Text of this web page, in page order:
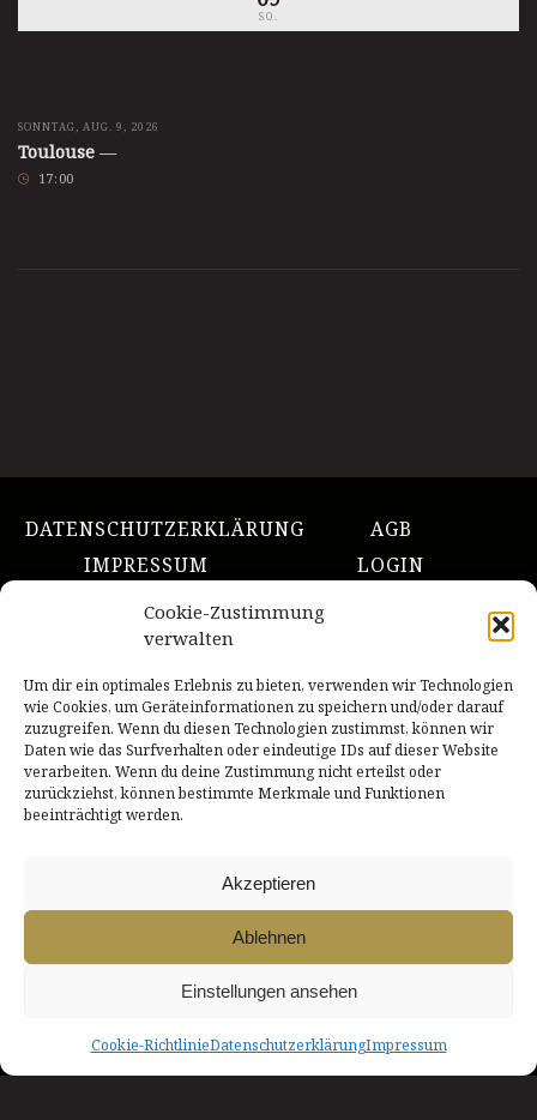
Cookie-Zustimmung
verwalten
Um dir ein optimales Erlebnis zu bieten, verwenden wir Technologien
wie Cookies, um Geräteinformationen zu speichern und/oder darauf
zuzugreifen. Wenn du diesen Technologien zustimmst, können wir
Daten wie das Surfverhalten oder eindeutige IDs auf dieser Website
verarbeiten. Wenn du deine Zustimmung nicht erteilst oder
zurückziehst, können bestimmte Merkmale und Funktionen
beeinträchtigt werden.
Akzeptieren
Ablehnen
Einstellungen ansehen
Cookie-RichtlinieDatenschutzerklärungImpressum
SO.
SONNTAG, AUG. 9, 2026
Toulouse —
17: 00
DATENSCHUTZERKLÄRUNG
AGB
IMPRESSUM
LOGIN
COOKIE-RICHTLINIE
INNszenierung
Theater in & um Rosenheim
INNszenierung wird unterstützt von der Stadt Rosenheim
Instagram
YouTube